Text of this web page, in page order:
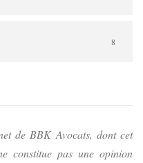
8
de BBK Avocats, dont cet
constitue pas une opinion